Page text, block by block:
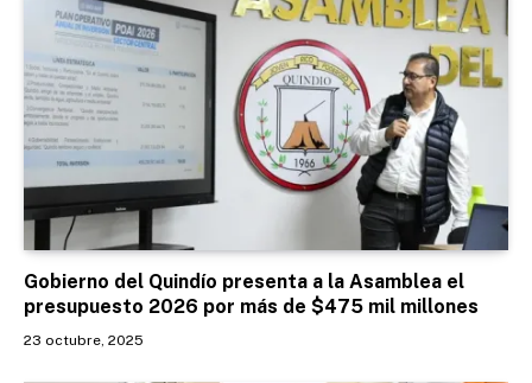
Gobierno del Quindío presenta a la Asamblea el
presupuesto 2026 por más de $475 mil millones
23 octubre, 2025